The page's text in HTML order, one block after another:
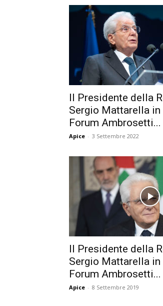
Il Presidente della
Sergio Mattarella
Forum Ambrosetti...
Apice - 3 Settembre 2022
Il Presidente della
Sergio Mattarella
Forum Ambrosetti...
Apice - 8 Settembre 2019